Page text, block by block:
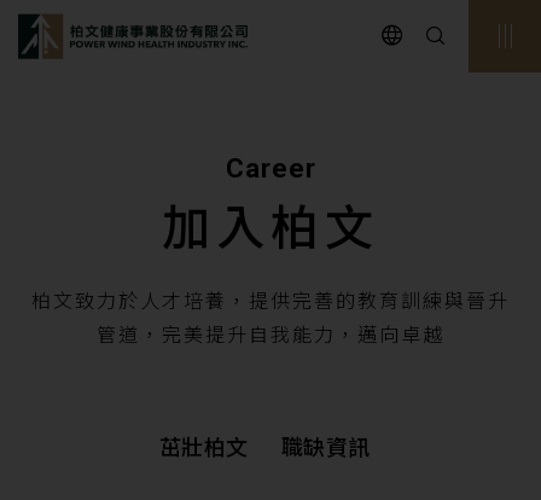
Career
加入柏文
柏文致力於人才培養，提供完善的教育訓練與晉升
管道，完美提升自我能力，邁向卓越
茁壯柏文 職缺資訊